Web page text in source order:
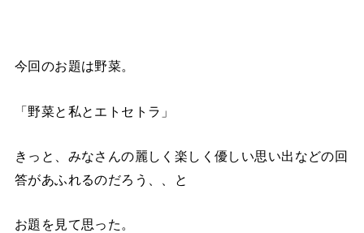
今回のお題は野菜。
「野菜と私とエトセトラ」
きっと、みなさんの麗しく楽しく優しい思い出などの回
答があふれるのだろう、、と
お題を見て思った。